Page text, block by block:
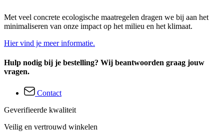
Met veel concrete ecologische maatregelen dragen we bij aan het
minimaliseren van onze impact op het milieu en het klimaat.
Hier vind je meer informatie.
Hulp nodig bij je bestelling? Wij beantwoorden graag jouw
vragen.
Contact
Geverifieerde kwaliteit
Veilig en vertrouwd winkelen